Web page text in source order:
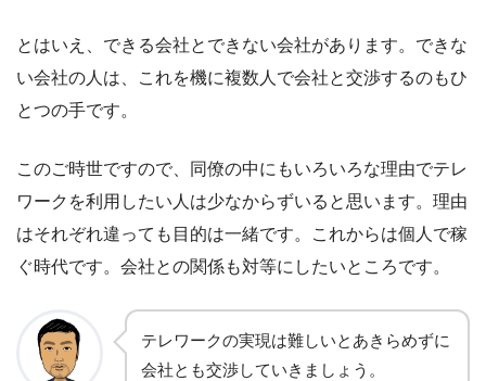
とはいえ、できる会社とできない会社があります。できな
い会社の人は、これを機に複数人で会社と交渉するのもひ
とつの手です。
このご時世ですので、同僚の中にもいろいろな理由でテレ
ワークを利用したい人は少なからずいると思います。理由
はそれぞれ違っても目的は一緒です。これからは個人で稼
ぐ時代です。会社との関係も対等にしたいところです。
テレワークの実現は難しいとあきらめずに
会社とも交渉していきましょう。